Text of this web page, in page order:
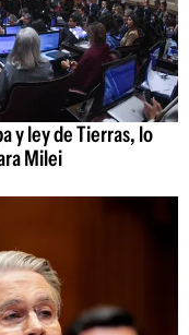
y ley de Tierras, lo
Milei